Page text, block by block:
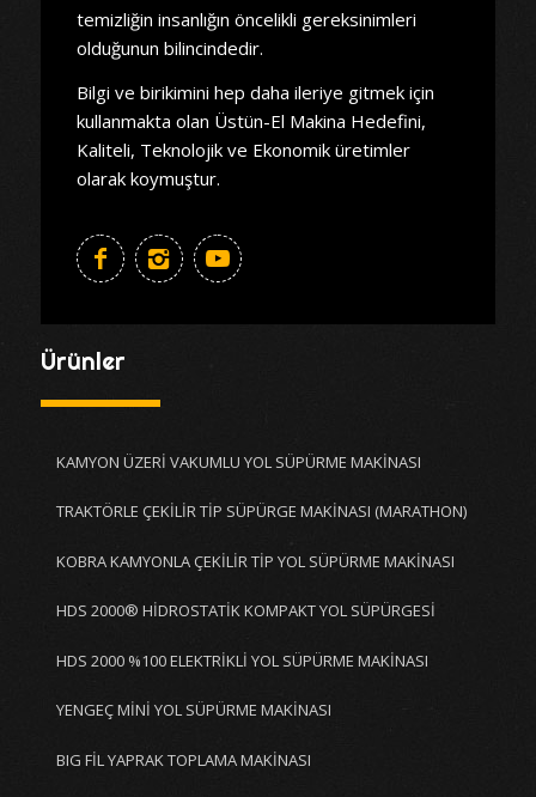
temizliğin insanlığın öncelikli gereksinimleri
olduğunun bilincindedir.
Bilgi ve birikimini hep daha ileriye gitmek için
kullanmakta olan Üstün-El Makina Hedefini,
Kaliteli, Teknolojik ve Ekonomik üretimler
olarak koymuştur.
Ürünler
KAMYON ÜZERİ VAKUMLU YOL SÜPÜRME MAKİNASI
TRAKTÖRLE ÇEKİLİR TİP SÜPÜRGE MAKİNASI (MARATHON)
KOBRA KAMYONLA ÇEKİLİR TİP YOL SÜPÜRME MAKİNASI
HDS 2000® HİDROSTATİK KOMPAKT YOL SÜPÜRGESİ
HDS 2000 %100 ELEKTRİKLİ YOL SÜPÜRME MAKİNASI
YENGEÇ MİNİ YOL SÜPÜRME MAKİNASI
BIG FİL YAPRAK TOPLAMA MAKİNASI